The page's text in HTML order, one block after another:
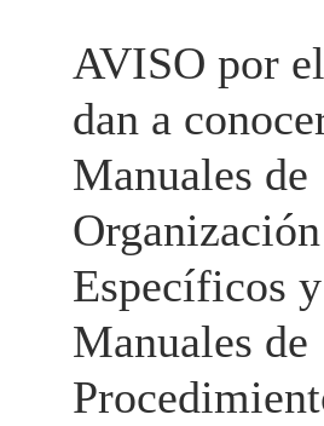
AVISO por
dan a
Manuales de
Organización
Específicos
Manuales de